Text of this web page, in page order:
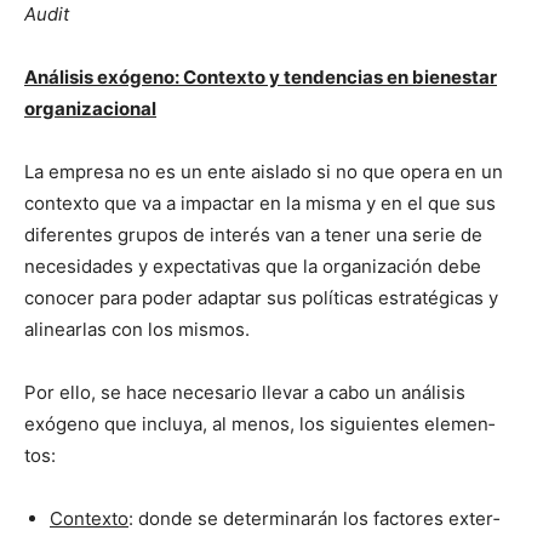
Audit
Análi­sis exógeno: Con­tex­to y ten­den­cias en bien­es­tar
orga­ni­za­cional
La empre­sa no es un ente ais­la­do si no que opera en un
con­tex­to que va a impactar en la mis­ma y en el que sus
difer­entes gru­pos de interés van a ten­er una serie de
necesi­dades y expec­ta­ti­vas que la orga­ni­zación debe
cono­cer para poder adap­tar sus políti­cas estratég­i­cas y
alin­ear­las con los mis­mos.
Por ello, se hace nece­sario lle­var a cabo un análi­sis
exógeno que incluya, al menos, los sigu­ientes ele­men­
tos:
Con­tex­to: donde se deter­mi­narán los fac­tores exter­